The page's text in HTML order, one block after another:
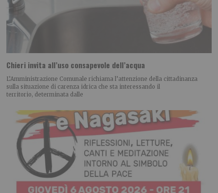
Chieri invita all’uso consapevole dell’acqua
L’Amministrazione Comunale richiama l’attenzione della cittadinanza
sulla situazione di carenza idrica che sta interessando il
territorio, determinata dalle